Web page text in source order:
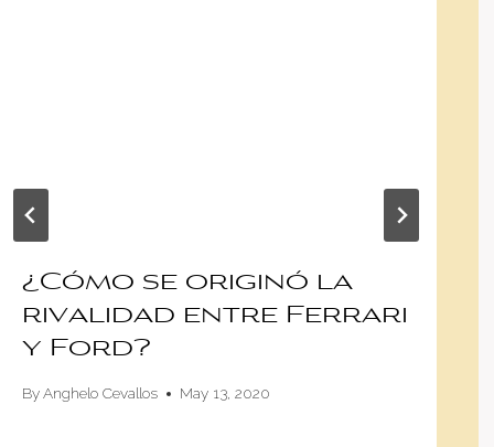
¿Cómo se originó la
rivalidad entre Ferrari
y Ford?
ByAnghelo Cevallos May 13, 2020